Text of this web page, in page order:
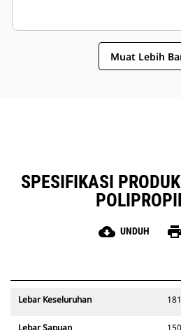
Muat Lebih
SPESIFIKASI
cloud_download UNDUH print
Lebar Keseluruhan